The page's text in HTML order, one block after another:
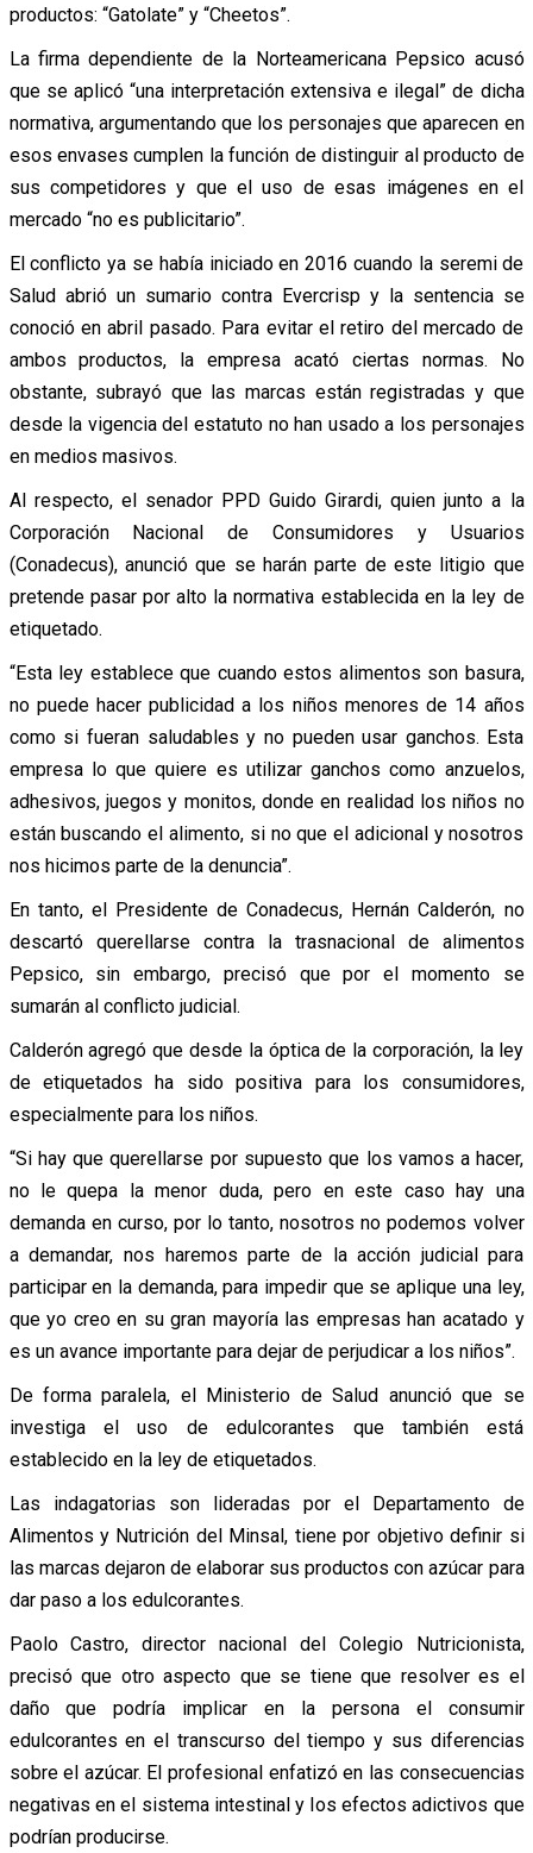
productos: “Gatolate” y “Cheetos”.
La firma dependiente de la Norteamericana Pepsico acusó
que se aplicó “una interpretación extensiva e ilegal” de dicha
normativa, argumentando que los personajes que aparecen en
esos envases cumplen la función de distinguir al producto de
sus competidores y que el uso de esas imágenes en el
mercado “no es publicitario”.
El conflicto ya se había iniciado en 2016 cuando la seremi de
Salud abrió un sumario contra Evercrisp y la sentencia se
conoció en abril pasado. Para evitar el retiro del mercado de
ambos productos, la empresa acató ciertas normas. No
obstante, subrayó que las marcas están registradas y que
desde la vigencia del estatuto no han usado a los personajes
en medios masivos.
Al respecto, el senador PPD Guido Girardi, quien junto a la
Corporación Nacional de Consumidores y Usuarios
(Conadecus), anunció que se harán parte de este litigio que
pretende pasar por alto la normativa establecida en la ley de
etiquetado.
“Esta ley establece que cuando estos alimentos son basura,
no puede hacer publicidad a los niños menores de 14 años
como si fueran saludables y no pueden usar ganchos. Esta
empresa lo que quiere es utilizar ganchos como anzuelos,
adhesivos, juegos y monitos, donde en realidad los niños no
están buscando el alimento, si no que el adicional y nosotros
nos hicimos parte de la denuncia”.
En tanto, el Presidente de Conadecus, Hernán Calderón, no
descartó querellarse contra la trasnacional de alimentos
Pepsico, sin embargo, precisó que por el momento se
sumarán al conflicto judicial.
Calderón agregó que desde la óptica de la corporación, la ley
de etiquetados ha sido positiva para los consumidores,
especialmente para los niños.
“Si hay que querellarse por supuesto que los vamos a hacer,
no le quepa la menor duda, pero en este caso hay una
demanda en curso, por lo tanto, nosotros no podemos volver
a demandar, nos haremos parte de la acción judicial para
participar en la demanda, para impedir que se aplique una ley,
que yo creo en su gran mayoría las empresas han acatado y
es un avance importante para dejar de perjudicar a los niños”.
De forma paralela, el Ministerio de Salud anunció que se
investiga el uso de edulcorantes que también está
establecido en la ley de etiquetados.
Las indagatorias son lideradas por el Departamento de
Alimentos y Nutrición del Minsal, tiene por objetivo definir si
las marcas dejaron de elaborar sus productos con azúcar para
dar paso a los edulcorantes.
Paolo Castro, director nacional del Colegio Nutricionista,
precisó que otro aspecto que se tiene que resolver es el
daño que podría implicar en la persona el consumir
edulcorantes en el transcurso del tiempo y sus diferencias
sobre el azúcar. El profesional enfatizó en las consecuencias
negativas en el sistema intestinal y los efectos adictivos que
podrían producirse.